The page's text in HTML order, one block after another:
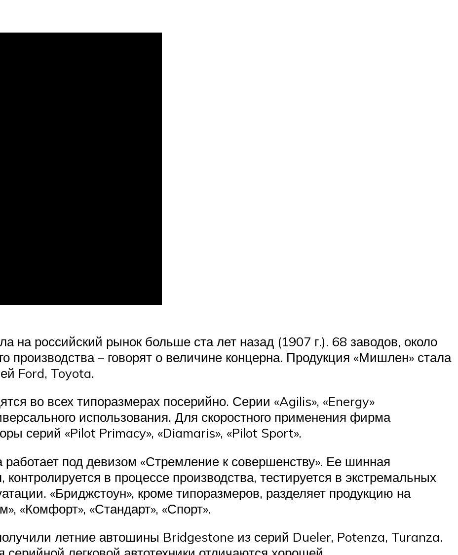
российский рынок больше ста лет назад (1907 г.). 68 заводов, около
производства – говорят о величине концерна. Продукция «Мишлен» стала
Ford, Toyota.
во всех типоразмерах посерийно. Серии «Agilis», «Energy»
использования. Для скоростного применения фирма
серий «Pilot Primacy», «Diamaris», «Pilot Sport».
под девизом «Стремление к совершенству». Ее шинная
контролируется в процессе производства, тестируется в экстремальных
«Бриджстоун», кроме типоразмеров, разделяет продукцию на
«Комфорт», «Стандарт», «Спорт».
летние автошины Bridgestone из серий Dueler, Potenza, Turanza.